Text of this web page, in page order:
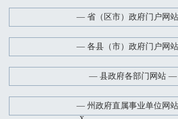
— 省（区市）政府门户网
— 各县（市）政府门户网
— 县政府各部门网站 —
— 州政府直属事业单位网